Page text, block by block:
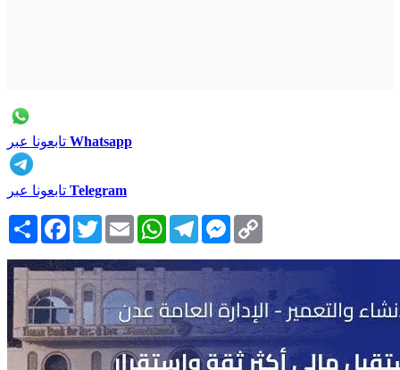
Whatsapp
Telegram
انشر Facebook
TwitterEmail WhatsAppTelegramMessenger